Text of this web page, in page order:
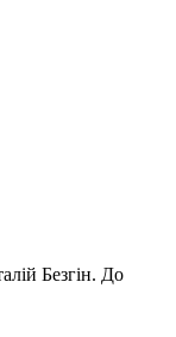
Безгін. До